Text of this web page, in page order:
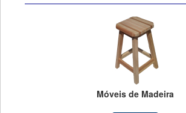
Móveis de Madeira